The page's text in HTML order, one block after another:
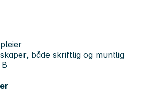
både skriftlig og muntlig